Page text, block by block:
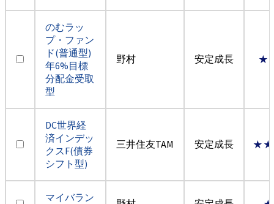
のむラッ
プ・ファン
ド(普通型)
年6%目標
分配金受取
型
野村 安定成長
DC世界経
済インデッ
クスF(債券
シフト型)
三井住友TAM 安定成長
マイバラン